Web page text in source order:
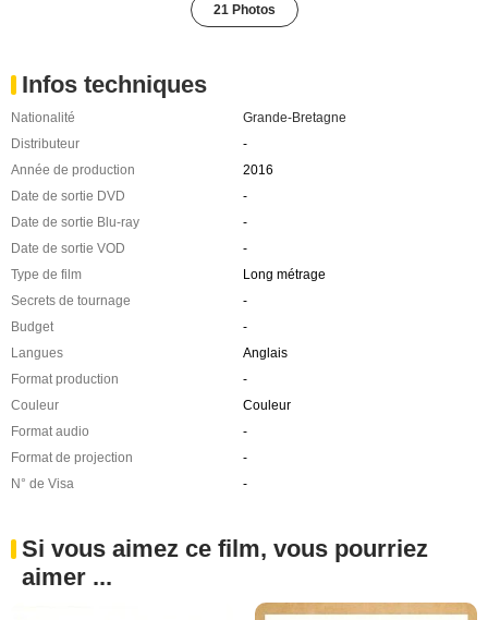
21 Photos
Infos techniques
Nationalité
Grande-Bretagne
Distributeur
-
Année de production
2016
Date de sortie DVD
-
Date de sortie Blu-ray
-
Date de sortie VOD
-
Type de film
Long métrage
Secrets de tournage
-
Budget
-
Langues
Anglais
Format production
-
Couleur
Couleur
Format audio
-
Format de projection
-
N° de Visa
-
Si vous aimez ce film, vous pourriez
aimer ...